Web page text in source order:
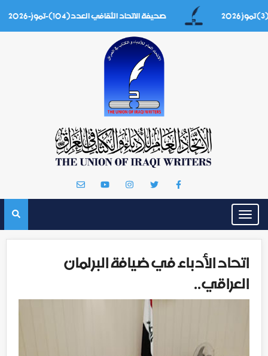
صحيفة الاتحاد الثقافي العدد(104)-تموز-2026
Toggle
navigation
اتحاد الأدباء في ضيافة البرلمان
العراقي..